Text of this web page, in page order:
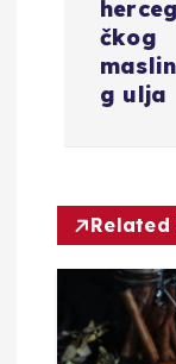
a
o
čkog
g ulja
Related